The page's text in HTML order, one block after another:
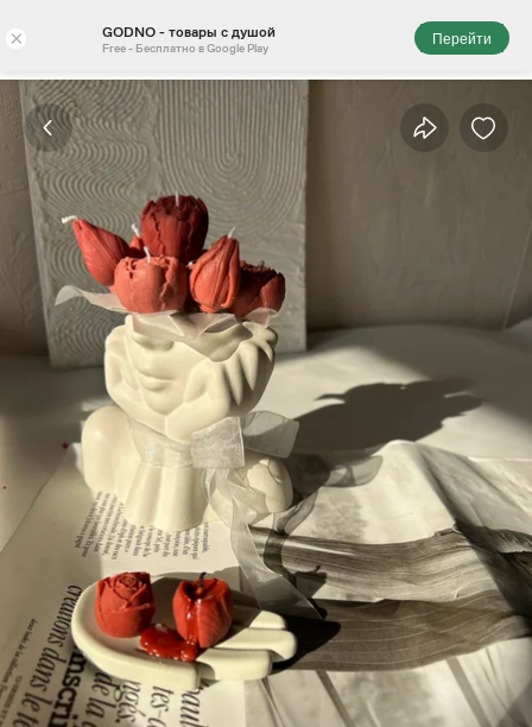
× GODNO - товары с душой
Free - Бесплатно в Google Play
Перейти